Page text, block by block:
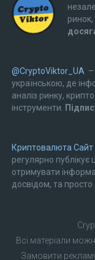
ринок,
@CryptoViktor_UA –
українською, де
аналіз ринку,
інструменти.
Криптовалюта Cайт
регулярно
отримувати
досвідом, та
Всі матеріали
Замовити